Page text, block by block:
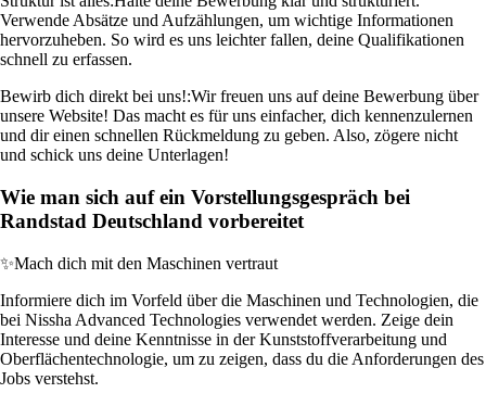
Verwende Absätze und Aufzählungen, um wichtige Informationen
hervorzuheben. So wird es uns leichter fallen, deine Qualifikationen
schnell zu erfassen.
Bewirb dich direkt bei uns!:Wir freuen uns auf deine Bewerbung über
unsere Website! Das macht es für uns einfacher, dich kennenzulernen
und dir einen schnellen Rückmeldung zu geben. Also, zögere nicht
und schick uns deine Unterlagen!
Wie man sich auf ein Vorstellungsgespräch bei
Randstad Deutschland vorbereitet
✨Mach dich mit den Maschinen vertraut
Informiere dich im Vorfeld über die Maschinen und Technologien, die
bei Nissha Advanced Technologies verwendet werden. Zeige dein
Interesse und deine Kenntnisse in der Kunststoffverarbeitung und
Oberflächentechnologie, um zu zeigen, dass du die Anforderungen des
Jobs verstehst.